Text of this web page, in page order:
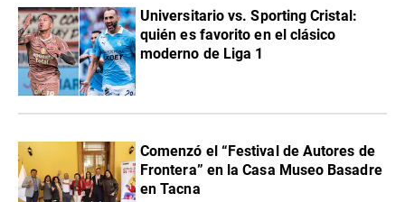
Universitario vs. Sporting Cristal:
quién es favorito en el clásico
moderno de Liga 1
Comenzó el “Festival de Autores de
Frontera” en la Casa Museo Basadre
en Tacna